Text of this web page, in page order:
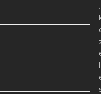
,
l